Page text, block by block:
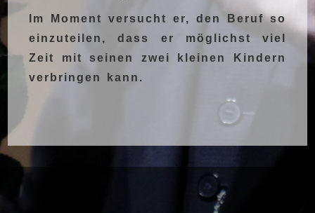
Im Moment versucht er, den Beruf so
einzuteilen, dass er möglichst viel
Zeit mit seinen zwei kleinen Kindern
verbringen kann.